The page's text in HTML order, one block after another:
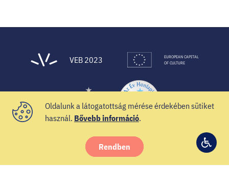
© 2021 Veszprém-Balaton 2023
VEB 2023
EUROPEAN CAPITAL
OF CULTURE
InstagramYouTubeSpotify
Oldalunk a látogatottság mérése érdekében sütiket
használ. Bővebb információ.
Rendben